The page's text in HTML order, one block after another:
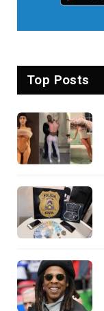
Top Posts